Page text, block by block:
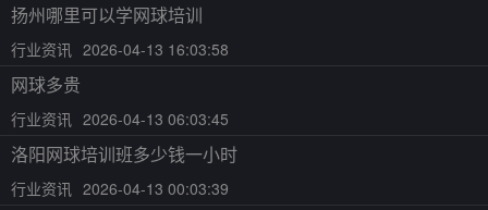
扬州哪里可以学网球培训
行业资讯 2026-04-13 16:03:58
网球多贵
行业资讯 2026-04-13 06:03:45
洛阳网球培训班多少钱一小时
行业资讯 2026-04-13 00:03:39